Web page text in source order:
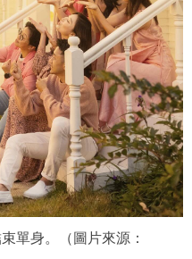
單身。（圖片來源：